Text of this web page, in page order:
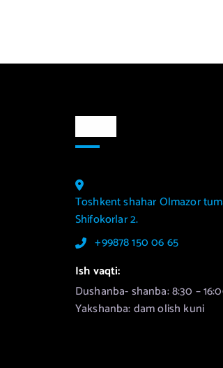
Toshkent shahar Olmazor
Shifokorlar 2.
+99878 150 06 65
Ish vaqti:
Dushanba- shanba: 8:30 –
Yakshanba: dam olish kuni